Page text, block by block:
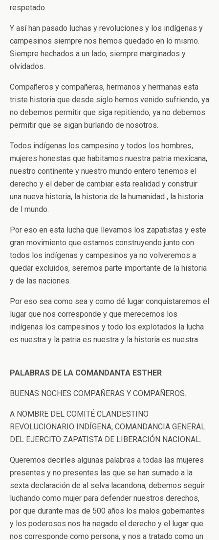
respetado.
Y así han pasado luchas y revoluciones y los indígenas y
campesinos siempre nos hemos quedado en lo mismo.
Siempre hechados a un lado, siempre marginados y
olvidados.
Compañeros y compañeras, hermanos y hermanas esta
triste historia que desde siglo hemos venido sufriendo, ya
no debemos permitir que siga repitiendo, ya no debemos
permitir que se sigan burlando de nosotros.
Todos indígenas los campesino y todos los hombres,
mujeres honestas que habitamos nuestra patria mexicana,
nuestro continente y nuestro mundo entero tenemos el
derecho y el deber de cambiar esta realidad y construir
una nueva historia, la historia de la humanidad , la historia
de l mundo.
Por eso en esta lucha que llevamos los zapatistas y este
gran movimiento que estamos construyendo junto con
todos los indígenas y campesinos ya no volveremos a
quedar excluidos, seremos parte importante de la historia
y de las naciones.
Por eso sea como sea y como dé lugar conquistaremos el
lugar que nos corresponde y que merecemos los
indígenas los campesinos y todo los explotados la lucha
es nuestra y la patria es nuestra y la historia es nuestra.
PALABRAS DE LA COMANDANTA ESTHER
BUENAS NOCHES COMPAÑERAS Y COMPAÑEROS.
A NOMBRE DEL COMITÉ CLANDESTINO
REVOLUCIONARIO INDÍGENA, COMANDANCIA GENERAL
DEL EJERCITO ZAPATISTA DE LIBERACIÓN NACIONAL.
Queremos decirles algunas palabras a todas las mujeres
presentes y no presentes las que se han sumado a la
sexta declaración de al selva lacandona, debemos seguir
luchando como mujer para defender nuestros derechos,
por que durante mas de 500 años los malos gobernantes
y los poderosos nos ha negado el derecho y el lugar que
nos corresponde como persona, y nos a tratado como un